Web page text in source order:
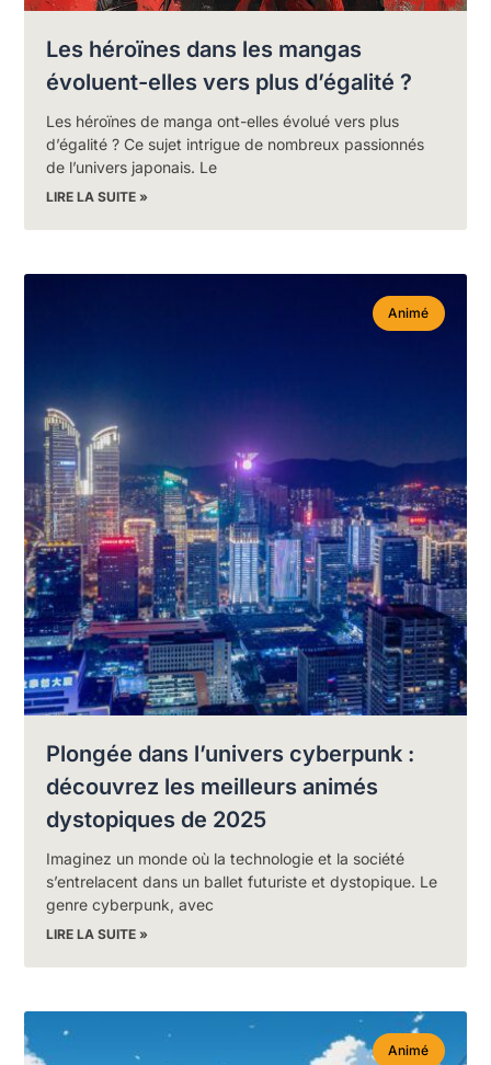
Les héroïnes dans les mangas
évoluent-elles vers plus d’égalité ?
Les héroïnes de manga ont-elles évolué vers plus
d’égalité ? Ce sujet intrigue de nombreux passionnés
de l’univers japonais. Le
LIRE LA SUITE »
Animé
Plongée dans l’univers cyberpunk :
découvrez les meilleurs animés
dystopiques de 2025
Imaginez un monde où la technologie et la société
s’entrelacent dans un ballet futuriste et dystopique. Le
genre cyberpunk, avec
LIRE LA SUITE »
Animé